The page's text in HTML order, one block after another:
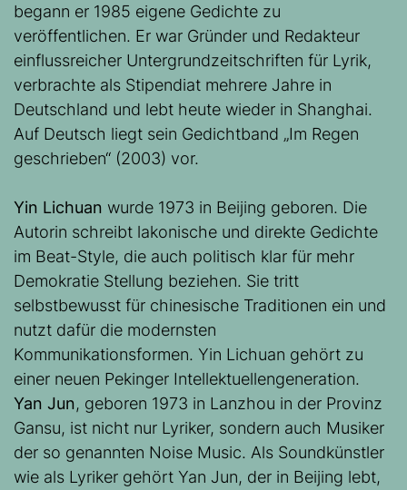
begann er 1985 eigene Gedichte zu
veröffentlichen. Er war Gründer und Redakteur
einflussreicher Untergrundzeitschriften für Lyrik,
verbrachte als Stipendiat mehrere Jahre in
Deutschland und lebt heute wieder in Shanghai.
Auf Deutsch liegt sein Gedichtband „Im Regen
geschrieben“ (2003) vor.
Yin Lichuan wurde 1973 in Beijing geboren. Die
Autorin schreibt lakonische und direkte Gedichte
im Beat-Style, die auch politisch klar für mehr
Demokratie Stellung beziehen. Sie tritt
selbstbewusst für chinesische Traditionen ein und
nutzt dafür die modernsten
Kommunikationsformen. Yin Lichuan gehört zu
einer neuen Pekinger Intellektuellengeneration.
Yan Jun, geboren 1973 in Lanzhou in der Provinz
Gansu, ist nicht nur Lyriker, sondern auch Musiker
der so genannten Noise Music. Als Soundkünstler
wie als Lyriker gehört Yan Jun, der in Beijing lebt,